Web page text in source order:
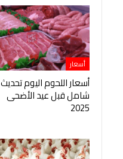
أسعار
أسعار اللحوم اليوم تحديث
شامل قبل عيد الأضحى
2025